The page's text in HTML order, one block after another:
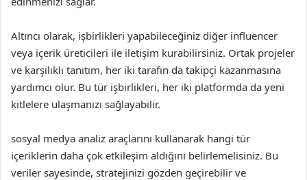
Altıncı olarak, işbirlikleri yapabileceğiniz diğer influencer
veya içerik üreticileri ile iletişim kurabilirsiniz. Ortak projeler
ve karşılıklı tanıtım, her iki tarafın da takipçi kazanmasına
yardımcı olur. Bu tür işbirlikleri, her iki platformda da yeni
kitlelere ulaşmanızı sağlayabilir.
sosyal medya analiz araçlarını kullanarak hangi tür
içeriklerin daha çok etkileşim aldığını belirlemelisiniz. Bu
veriler sayesinde, stratejinizi gözden geçirebilir ve